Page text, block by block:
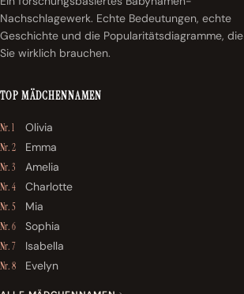
Nachschlagewerk. Echte Bedeutungen, echte
Geschichte und die Popularitätsdiagramme, die
Sie wirklich brauchen.
TOP MÄDCHENNAMEN
Nr. 1 Olivia
Nr. 2 Emma
Nr. 3 Amelia
Nr. 4 Charlotte
Nr. 5 Mia
Nr. 6 Sophia
Nr. 7 Isabella
Nr. 8 Evelyn